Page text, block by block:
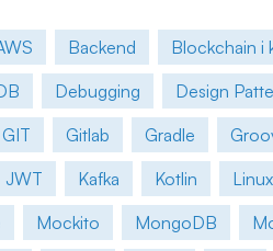
Backend
Blockchain i
Debugging
Design
GIT Gitlab Gradle
JWT Kafka Kotlin
Linux
Mockito MongoDB